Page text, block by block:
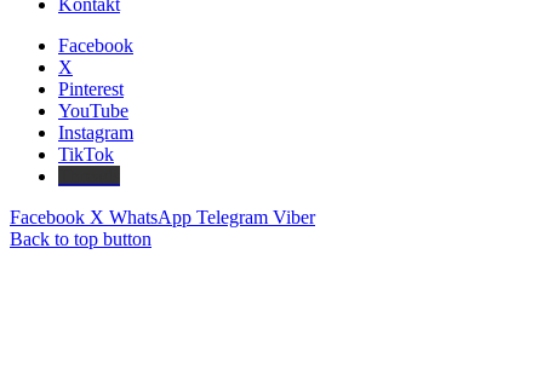
Facebook
X
Pinterest
YouTube
Instagram
TikTok
Facebook X WhatsApp Telegram Viber
Back to top button